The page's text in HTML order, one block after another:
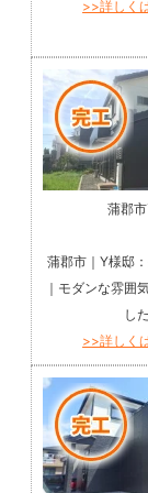
>>詳しく
蒲郡
蒲郡市｜Y様邸
｜モダンな雰囲
した
>>詳しく